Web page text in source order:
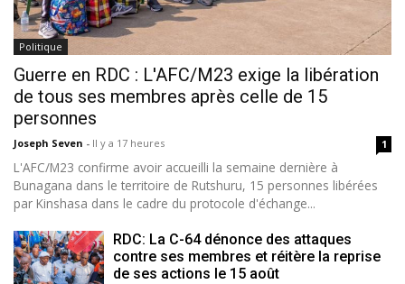
Politique
Guerre en RDC : L'AFC/M23 exige la libération
de tous ses membres après celle de 15
personnes
Joseph Seven - Il y a 17 heures 1
L'AFC/M23 confirme avoir accueilli la semaine dernière à
Bunagana dans le territoire de Rutshuru, 15 personnes libérées
par Kinshasa dans le cadre du protocole d'échange...
RDC: La C-64 dénonce des attaques
contre ses membres et réitère la reprise
de ses actions le 15 août